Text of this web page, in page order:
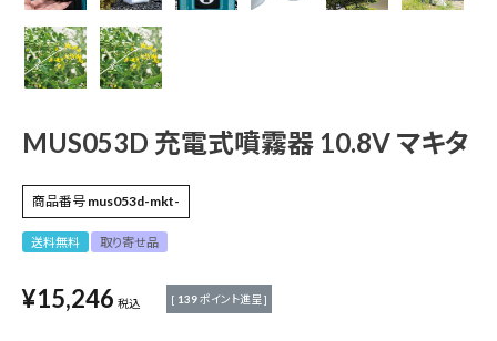
作業工具・大工道具
測定工具・筆記具
収納・腰袋・ワーク用品
現場安全・運搬
金物・現場資材
コンテンツ
MUS053D 充電式噴霧器 10.8V マキタ
商品番号 mus053d-mkt-
送料無料 取り寄せ品
¥15,246 税込 [ 139ポイント進呈 ]